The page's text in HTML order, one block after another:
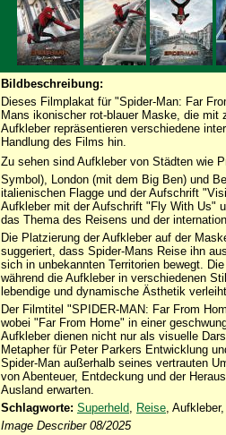
Bildbeschreibung:
Dieses Filmplakat für "Spider-Man: Far
Mans ikonischer rot-blauer Maske, die
Aufkleber repräsentieren verschiedene
Handlung des Films hin.
Zu sehen sind Aufkleber von Städten wie
Symbol), London (mit dem Big Ben) und
italienischen Flagge und der Aufschrift
Aufkleber mit der Aufschrift "Fly With Us"
das Thema des Reisens und der
Die Platzierung der Aufkleber auf der
suggeriert, dass Spider-Mans Reise ihn
sich in unbekannten Territorien bewegt.
während die Aufkleber in verschiedenen
lebendige und dynamische Ästhetik
Der Filmtitel "SPIDER-MAN: Far From
wobei "Far From Home" in einer
Aufkleber dienen nicht nur als visuelle
Metapher für Peter Parkers Entwicklung
Spider-Man außerhalb seines vertrauten
von Abenteuer, Entdeckung und der
Ausland erwarten.
Schlagworte: Superheld, Reise,
Image Describer 08/2025